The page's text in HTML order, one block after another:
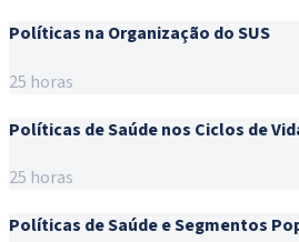
Políticas na Organização do SUS
25 horas
Políticas de Saúde nos Ciclos de
25 horas
Políticas de Saúde e Segmentos